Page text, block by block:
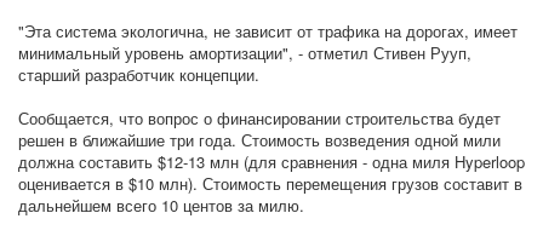
"Эта система экологична, не зависит от трафика на дорогах, имеет
минимальный уровень амортизации", - отметил Стивен Рууп,
старший разработчик концепции.
Сообщается, что вопрос о финансировании строительства будет
решен в ближайшие три года. Стоимость возведения одной мили
должна составить $12-13 млн (для сравнения - одна миля Hyperloop
оценивается в $10 млн). Стоимость перемещения грузов составит в
дальнейшем всего 10 центов за милю.